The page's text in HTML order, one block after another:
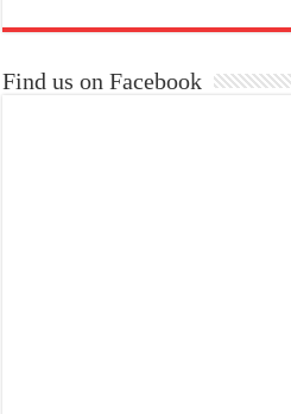
Find us on Facebook